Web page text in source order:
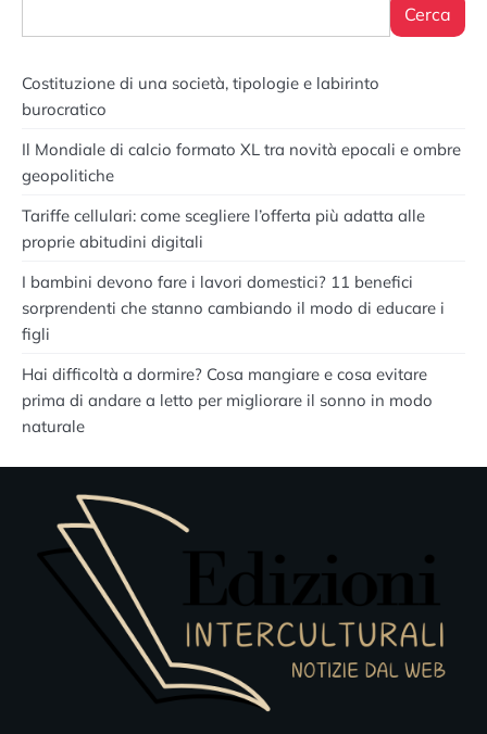
Cerca
Costituzione di una società, tipologie e labirinto
burocratico
Il Mondiale di calcio formato XL tra novità epocali e ombre
geopolitiche
Tariffe cellulari: come scegliere l’offerta più adatta alle
proprie abitudini digitali
I bambini devono fare i lavori domestici? 11 benefici
sorprendenti che stanno cambiando il modo di educare i
figli
Hai difficoltà a dormire? Cosa mangiare e cosa evitare
prima di andare a letto per migliorare il sonno in modo
naturale